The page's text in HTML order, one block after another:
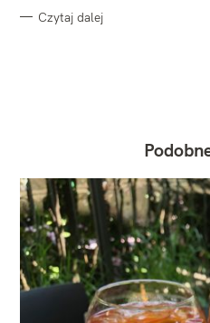
Czytaj dalej